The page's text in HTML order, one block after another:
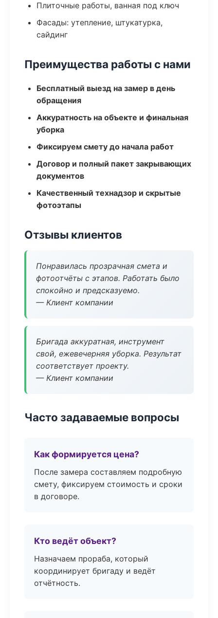
Плиточные работы, ванная под ключ
Фасады: утепление, штукатурка,
сайдинг
Преимущества работы с нами
Бесплатный выезд на замер в день
обращения
Аккуратность на объекте и финальная
уборка
Фиксируем смету до начала работ
Договор и полный пакет закрывающих
документов
Качественный технадзор и скрытые
фотоэтапы
Отзывы клиентов
Понравилась прозрачная смета и
фотоотчёты с этапов. Работать было
спокойно и предсказуемо.
— Клиент компании
Бригада аккуратная, инструмент
свой, ежевечерняя уборка. Результат
соответствует проекту.
— Клиент компании
Часто задаваемые вопросы
Как формируется цена?
После замера составляем подробную
смету, фиксируем стоимость и сроки
в договоре.
Кто ведёт объект?
Назначаем прораба, который
координирует бригаду и ведёт
отчётность.